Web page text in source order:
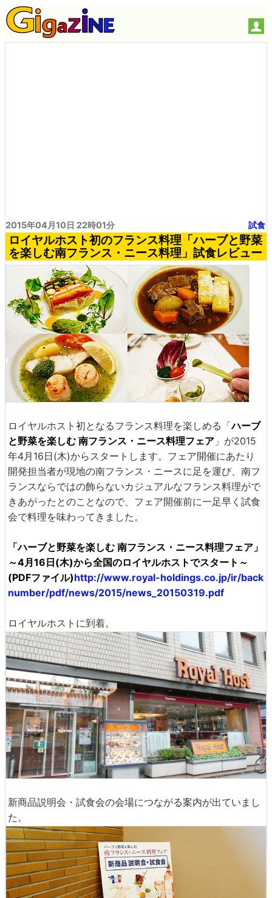
2015年04月10日 22時01分 試食
ロイヤルホスト初のフランス料理「ハーブと野菜
を楽しむ南フランス・ニース料理」試食レビュー
ロイヤルホスト初となるフランス料理を楽しめる「ハーブ
と野菜を楽しむ 南フランス・ニース料理フェア 」が2015
年4月16日(木)からスタートします。フェア開催にあたり
開発担当者が現地の南フランス・ニースに足を運び、南フ
ランスならではの飾らないカジュアルなフランス料理がで
きあがったとのことなので、フェア開催前に一足早く試食
会で料理を味わってきました。
「ハーブと野菜を楽しむ 南フランス・ニース料理フェア」
～4月16日(木)から全国のロイヤルホストでスタート～
(PDFファイル)http://www.royal-holdings.co.jp/ir/back
number/pdf/news/2015/news_20150319.pdf
ロイヤルホストに到着。
新商品説明会・試食会の会場につながる案内が出ていまし
た。